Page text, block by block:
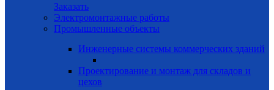
Заказать
Электромонтажные работы
Промышленные объекты
Инженерные системы коммерческих зданий
Проектирование и монтаж для складов и
цехов